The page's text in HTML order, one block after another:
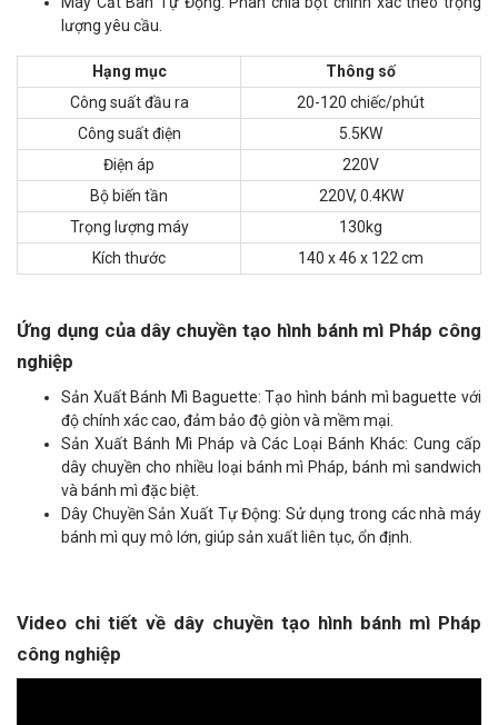
lượng yêu cầu.
Hạng mục
Thông số
Công suất đầu ra
20-120 chiếc/phút
Công suất điện
5.5KW
Điện áp
220V
Bộ biến tần
220V, 0.4KW
Trọng lượng máy
130kg
Kích thước
140 x 46 x 122 cm
Ứng dụng của dây chuyền tạo hình bánh mì Pháp công
nghiệp
Sản Xuất Bánh Mì Baguette: Tạo hình bánh mì baguette với
độ chính xác cao, đảm bảo độ giòn và mềm mại.
Sản Xuất Bánh Mì Pháp và Các Loại Bánh Khác: Cung cấp
dây chuyền cho nhiều loại bánh mì Pháp, bánh mì sandwich
và bánh mì đặc biệt.
Dây Chuyền Sản Xuất Tự Động: Sử dụng trong các nhà máy
bánh mì quy mô lớn, giúp sản xuất liên tục, ổn định.
Video chi tiết về dây chuyền tạo hình bánh mì Pháp
công nghiệp